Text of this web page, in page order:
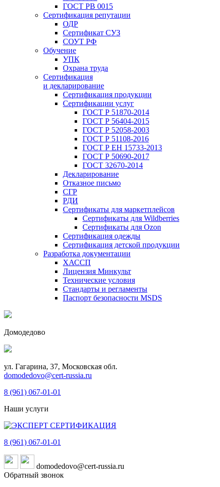
ГОСТ РВ 0015
Сертификация репутации
ОДР
Сертификат СУЗ
СОУТ РФ
Обучение
УПК
Охрана труда
Сертификация
и декларирование
Сертификация продукции
Сертификации услуг
ГОСТ Р 51870-2014
ГОСТ Р 56404-2015
ГОСТ Р 52058-2003
ГОСТ Р 51108-2016
ГОСТ Р ЕН 15733-2013
ГОСТ Р 50690-2017
ГОСТ 32670-2014
Декларирование
Отказное письмо
СГР
РДИ
Сертификаты для маркетплейсов
Сертификаты для Wildberries
Сертификаты для Ozon
Сертификация одежды
Сертификация детской продукции
Разработка документации
ХАССП
Лицензия Минкульт
Технические условия
Стандарты и регламенты
Паспорт безопасности MSDS
Домодедово
ул. Гагарина, 37, Московская обл.
domodedovo@cert-russia.ru
8 (961) 067-01-01
Наши услуги
8 (961) 067-01-01
domodedovo@cert-russia.ru
Обратный звонок